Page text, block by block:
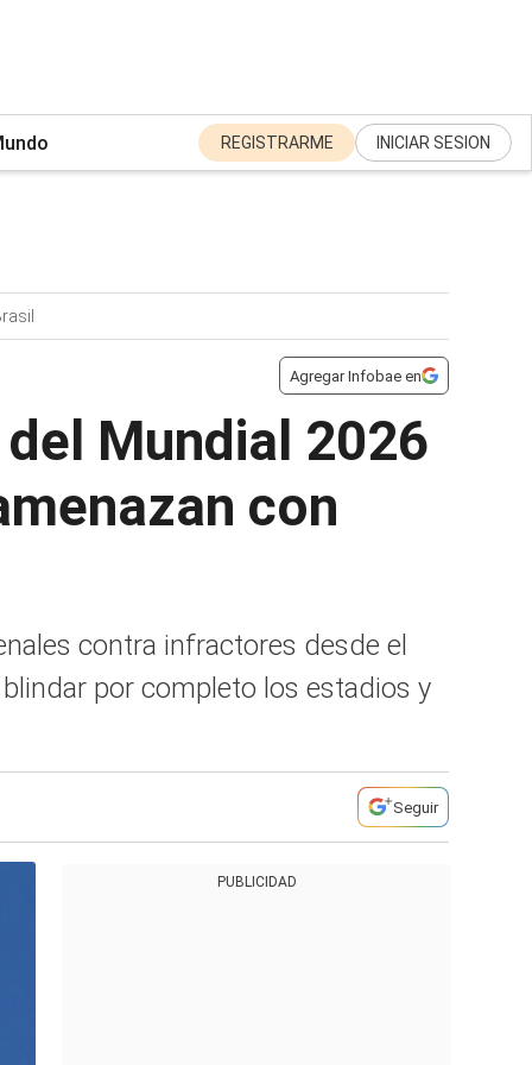
REGISTRARME INICIAR SESION
Agregar Infobae en
Mundial 2026
con
contra infractores desde el
por completo los estadios y
Seguir
PUBLICIDAD